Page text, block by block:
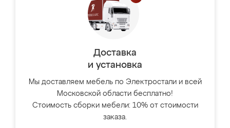
Доставка
и установка
Мы доставляем мебель по Электростали и всей
Московской области бесплатно!
Стоимость сборки мебели: 10% от стоимости
заказа.